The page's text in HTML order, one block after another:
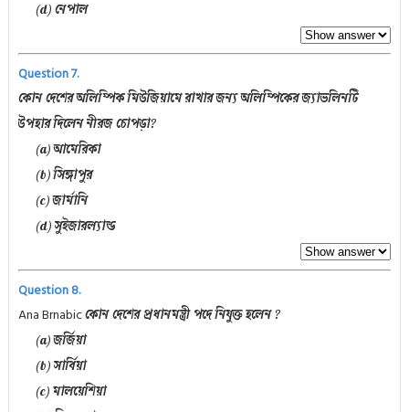
(d) নেপাল
Question 7.
কোন দেশের অলিম্পিক মিউজিয়ামে রাখার জন্য অলিম্পিকের জ্যাভলিনটি
উপহার দিলেন নীরজ চোপড়া?
(a) আমেরিকা
(b) সিঙ্গাপুর
(c) জার্মানি
(d) সুইজারল্যান্ড
Question 8.
Ana Brnabicকোন দেশের প্রধানমন্ত্রী পদে নিযুক্ত হলেন ?
(a) জর্জিয়া
(b) সার্বিয়া
(c) মালয়েশিয়া